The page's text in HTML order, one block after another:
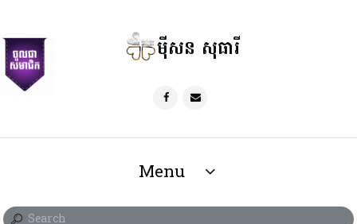
ម៉ីសន សុធារី
Menu